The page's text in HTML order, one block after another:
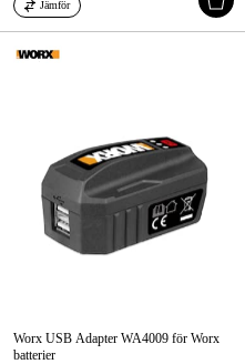
Jämför
Worx USB Adapter WA4009 för Worx
batterier